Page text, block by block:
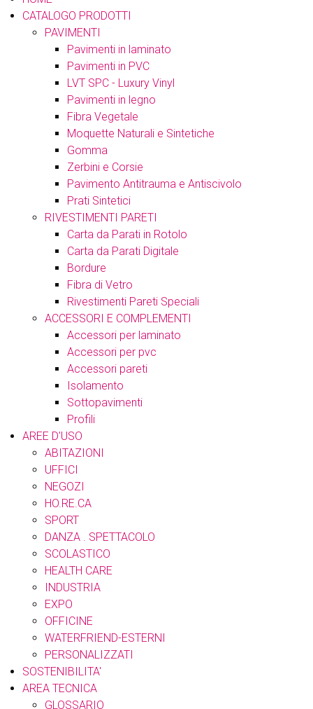
CATALOGO PRODOTTI
PAVIMENTI
Pavimenti in laminato
Pavimenti in PVC
LVT SPC - Luxury Vinyl
Pavimenti in legno
Fibra Vegetale
Moquette Naturali e Sintetiche
Gomma
Zerbini e Corsie
Pavimento Antitrauma e Antiscivolo
Prati Sintetici
RIVESTIMENTI PARETI
Carta da Parati in Rotolo
Carta da Parati Digitale
Bordure
Fibra di Vetro
Rivestimenti Pareti Speciali
ACCESSORI E COMPLEMENTI
Accessori per laminato
Accessori per pvc
Accessori pareti
Isolamento
Sottopavimenti
Profili
AREE D'USO
ABITAZIONI
UFFICI
NEGOZI
HO.RE.CA
SPORT
DANZA . SPETTACOLO
SCOLASTICO
HEALTH CARE
INDUSTRIA
EXPO
OFFICINE
WATERFRIEND-ESTERNI
PERSONALIZZATI
SOSTENIBILITA'
AREA TECNICA
GLOSSARIO